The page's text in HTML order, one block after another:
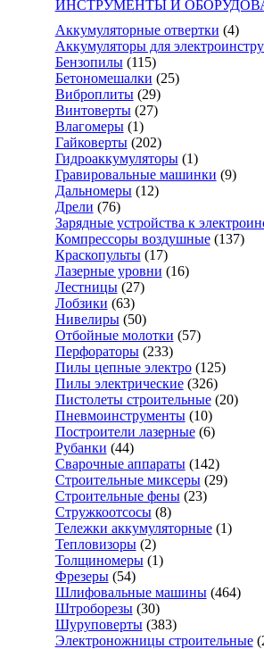
ИНСТРУМЕНТЫ И
Аккумуляторные отвертки (4)
Аккумуляторы для
Бензопилы (115)
Бетономешалки (25)
Виброплиты (29)
Винтоверты (27)
Влагомеры (1)
Гайковерты (202)
Гидроаккумуляторы (1)
Гравировальные машинки (9)
Дальномеры (12)
Дрели (76)
Зарядные устройства к
Компрессоры воздушные (137)
Краскопульты (17)
Лазерные уровни (16)
Лестницы (27)
Лобзики (63)
Нивелиры (50)
Отбойные молотки (57)
Перфораторы (233)
Пилы цепные электро (125)
Пилы электрические (326)
Пистолеты строительные (20)
Пневмоинструменты (10)
Построители лазерные (6)
Рубанки (44)
Сварочные аппараты (142)
Строительные миксеры (29)
Строительные фены (23)
Стружкоотсосы (8)
Тележки аккумуляторные (1)
Тепловизоры (2)
Толщиномеры (1)
Фрезеры (54)
Шлифовальные машины (464)
Штроборезы (30)
Шуруповерты (383)
Электроножницы строительные